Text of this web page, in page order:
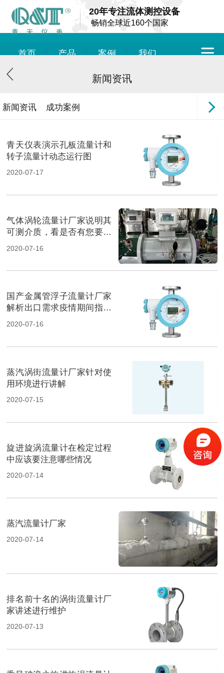
20年专注流体测控设备
畅销全球近160个国家
首页 产品 案例 我们
新闻资讯
新闻资讯 成功案例
青天仪表演示孔板流量计和
转子流量计动态运行图
2020-07-17
气体涡轮流量计厂家说明其
可测介质，看是否有您要测
的介质
2020-07-16
国产金属管浮子流量计厂家
解析出口需求疫情期间指数
下降原因
2020-07-16
蒸汽涡街流量计厂家针对使
用环境进行讲解
2020-07-15
旋进旋涡流量计在检定过程
中应该要注意哪些情况
2020-07-14
蒸汽流量计厂家
2020-07-14
排名前十名的涡街流量计厂
家讲述进行维护
2020-07-13